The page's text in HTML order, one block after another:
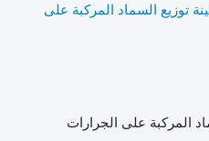
توزيع السماد المركبة على
المركبة على الجرارات